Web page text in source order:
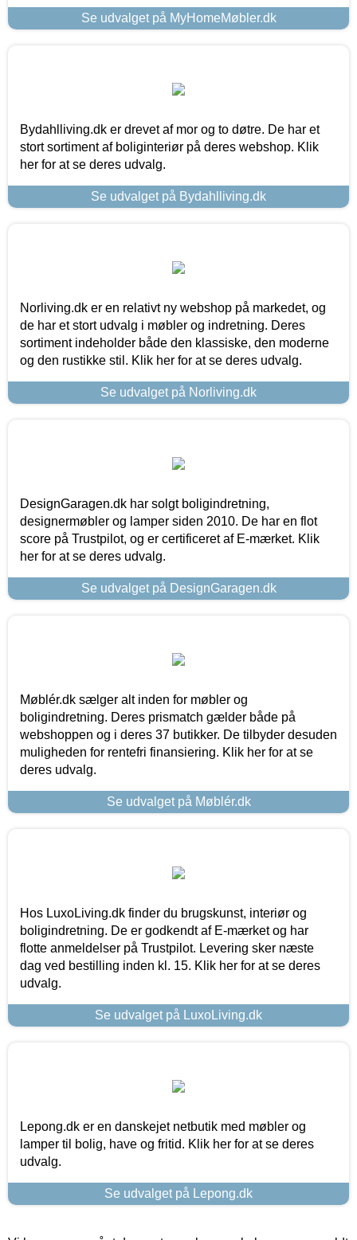
Se udvalget på MyHomeMøbler.dk
Bydahlliving.dk er drevet af mor og to døtre. De har et
stort sortiment af boliginteriør på deres webshop. Klik
her for at se deres udvalg.
Se udvalget på Bydahlliving.dk
Norliving.dk er en relativt ny webshop på markedet, og
de har et stort udvalg i møbler og indretning. Deres
sortiment indeholder både den klassiske, den moderne
og den rustikke stil. Klik her for at se deres udvalg.
Se udvalget på Norliving.dk
DesignGaragen.dk har solgt boligindretning,
designermøbler og lamper siden 2010. De har en flot
score på Trustpilot, og er certificeret af E-mærket. Klik
her for at se deres udvalg.
Se udvalget på DesignGaragen.dk
Møblér.dk sælger alt inden for møbler og
boligindretning. Deres prismatch gælder både på
webshoppen og i deres 37 butikker. De tilbyder desuden
muligheden for rentefri finansiering. Klik her for at se
deres udvalg.
Se udvalget på Møblér.dk
Hos LuxoLiving.dk finder du brugskunst, interiør og
boligindretning. De er godkendt af E-mærket og har
flotte anmeldelser på Trustpilot. Levering sker næste
dag ved bestilling inden kl. 15. Klik her for at se deres
udvalg.
Se udvalget på LuxoLiving.dk
Lepong.dk er en danskejet netbutik med møbler og
lamper til bolig, have og fritid. Klik her for at se deres
udvalg.
Se udvalget på Lepong.dk